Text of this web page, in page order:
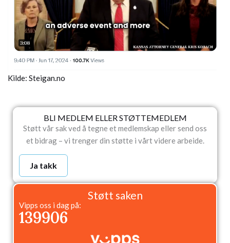
Kilde: Steigan.no
BLI MEDLEM ELLER STØTTEMEDLEM
Støtt vår sak ved å tegne et medlemskap eller send oss
et bidrag – vi trenger din støtte i vårt videre arbeide.
Ja takk
Støtt saken
Vipps oss i dag på:
139906